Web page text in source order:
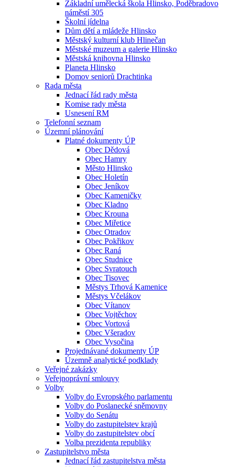
Základní umělecká škola Hlinsko, Poděbradovo
náměstí 305
Školní jídelna
Dům dětí a mládeže Hlinsko
Městský kulturní klub Hlinečan
Městské muzeum a galerie Hlinsko
Městská knihovna Hlinsko
Planeta Hlinsko
Domov seniorů Drachtinka
Rada města
Jednací řád rady města
Komise rady města
Usnesení RM
Telefonní seznam
Územní plánování
Platné dokumenty ÚP
Obec Dědová
Obec Hamry
Město Hlinsko
Obec Holetín
Obec Jeníkov
Obec Kameničky
Obec Kladno
Obec Krouna
Obec Miřetice
Obec Otradov
Obec Pokřikov
Obec Raná
Obec Studnice
Obec Svratouch
Obec Tisovec
Městys Trhová Kamenice
Městys Včelákov
Obec Vítanov
Obec Vojtěchov
Obec Vortová
Obec Všeradov
Obec Vysočina
Projednávané dokumenty ÚP
Územně analytické podklady
Veřejné zakázky
Veřejnoprávní smlouvy
Volby
Volby do Evropského parlamentu
Volby do Poslanecké sněmovny
Volby do Senátu
Volby do zastupitelstev krajů
Volby do zastupitelstev obcí
Volba prezidenta republiky
Zastupitelstvo města
Jednací řád zastupitelstva města